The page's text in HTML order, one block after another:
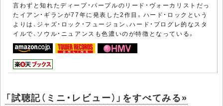
言わずと知れたディープ・パープルのリード・ヴォーカリストだっ
たイアン・ギランが77年に発表した2作目。ハード・ロックという
よりは、ジャズ・ロック・フュージョン、ハード・プログレ的なスタ
イルで、ソウル・ニュアンスも色濃いのが特徴となっている。
「試聴記（ミニ・レビュー）」をすべてみる»